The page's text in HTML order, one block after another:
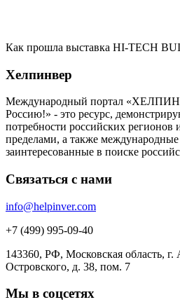
Как прошла выставка HI-TECH
Хелпинвер
Международный портал
Россию!» - это ресурс,
потребности российских регионов
пределами, а также
заинтересованные в поиске
Связаться с нами
info@helpinver.com
+7 (499) 995-09-40
143360, РФ, Московская область, г.
Островского, д. 38, пом. 7
Мы в соцсетях